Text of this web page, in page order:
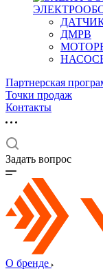
ДМРВ
Партнерская
Точки продаж
Контакты
Задать вопрос
О бренде